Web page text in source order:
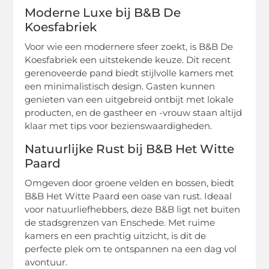
Moderne Luxe bij B&B De
Koesfabriek
Voor wie een modernere sfeer zoekt, is B&B De
Koesfabriek een uitstekende keuze. Dit recent
gerenoveerde pand biedt stijlvolle kamers met
een minimalistisch design. Gasten kunnen
genieten van een uitgebreid ontbijt met lokale
producten, en de gastheer en -vrouw staan altijd
klaar met tips voor bezienswaardigheden.
Natuurlijke Rust bij B&B Het Witte
Paard
Omgeven door groene velden en bossen, biedt
B&B Het Witte Paard een oase van rust. Ideaal
voor natuurliefhebbers, deze B&B ligt net buiten
de stadsgrenzen van Enschede. Met ruime
kamers en een prachtig uitzicht, is dit de
perfecte plek om te ontspannen na een dag vol
avontuur.